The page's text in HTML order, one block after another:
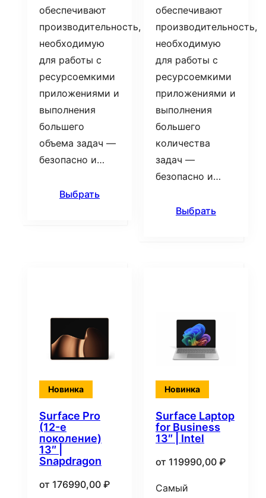
обеспечивают
производительность,
необходимую
для работы с
ресурсоемкими
приложениями и
выполнения
большего
объема задач —
безопасно и…
Выбрать
обеспечивают
производительность,
необходимую
для работы с
ресурсоемкими
приложениями и
выполнения
большего
количества
задач —
безопасно и…
Выбрать
Новинка
Surface Pro
(12-е
поколение)
13″ |
Snapdragon
от 176990,00 ₽
Новинка
Surface Laptop
for Business
13″ | Intel
от 119990,00 ₽
Самый